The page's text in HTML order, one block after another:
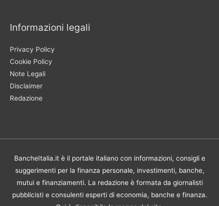
Informazioni legali
Privacy Policy
Cookie Policy
Note Legali
Disclaimer
Redazione
BancheItalia.it è il portale italiano con informazioni, consigli e
suggerimenti per la finanza personale, investimenti, banche,
mutui e finanziamenti. La redazione è formata da giornalisti
pubblicisti e consulenti esperti di economia, banche e finanza.